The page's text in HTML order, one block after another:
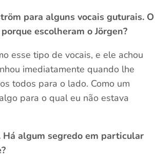
para alguns vocais guturais. O
escolheram o Jörgen?
esse tipo de vocais, e ele achou
imediatamente quando lhe
todos para o lado. Como um
para o qual eu não estava
algum segredo em particular